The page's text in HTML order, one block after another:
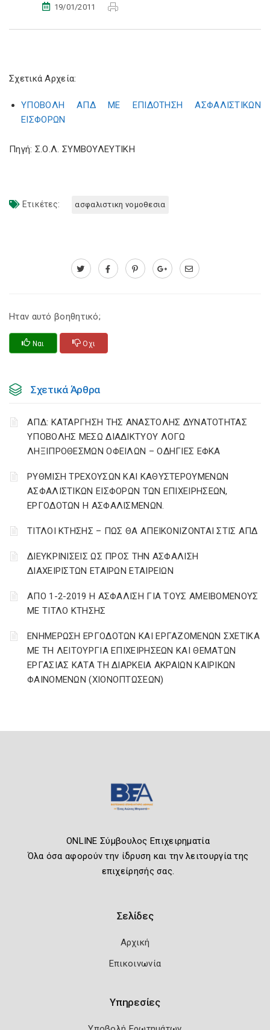
19/01/2011
Σχετικά Αρχεία:
ΥΠΟΒΟΛΗ ΑΠΔ ΜΕ ΕΠΙΔΟΤΗΣΗ ΑΣΦΑΛΙΣΤΙΚΩΝ
ΕΙΣΦΟΡΩΝ
Πηγή: Σ.Ο.Λ. ΣΥΜΒΟΥΛΕΥΤΙΚΗ
Ετικέτες: ασφαλιστικη νομοθεσια
Ηταν αυτό βοηθητικό;
Ναι Οχι
Σχετικά Άρθρα
ΑΠΔ: ΚΑΤΑΡΓΗΣΗ ΤΗΣ ΑΝΑΣΤΟΛΗΣ ΔΥΝΑΤΟΤΗΤΑΣ
ΥΠΟΒΟΛΗΣ ΜΕΣΩ ΔΙΑΔΙΚΤΥΟΥ ΛΟΓΩ
ΛΗΞΙΠΡΟΘΕΣΜΩΝ ΟΦΕΙΛΩΝ – ΟΔΗΓΙΕΣ ΕΦΚΑ
ΡΥΘΜΙΣΗ ΤΡΕΧΟΥΣΩΝ ΚΑΙ ΚΑΘΥΣΤΕΡΟΥΜΕΝΩΝ
ΑΣΦΑΛΙΣΤΙΚΩΝ ΕΙΣΦΟΡΩΝ ΤΩΝ ΕΠΙΧΕΙΡΗΣΕΩΝ,
ΕΡΓΟΔΟΤΩΝ Η ΑΣΦΑΛΙΣΜΕΝΩΝ.
ΤΙΤΛΟΙ ΚΤΗΣΗΣ – ΠΩΣ ΘΑ ΑΠΕΙΚΟΝΙΖΟΝΤΑΙ ΣΤΙΣ ΑΠΔ
ΔΙΕΥΚΡΙΝΙΣΕΙΣ ΩΣ ΠΡΟΣ ΤΗΝ ΑΣΦΑΛΙΣΗ
ΔΙΑΧΕΙΡΙΣΤΩΝ ΕΤΑΙΡΩΝ ΕΤΑΙΡΕΙΩΝ
ΑΠΟ 1-2-2019 Η ΑΣΦΑΛΙΣΗ ΓΙΑ ΤΟΥΣ ΑΜΕΙΒΟΜΕΝΟΥΣ
ΜΕ ΤΙΤΛΟ ΚΤΗΣΗΣ
ΕΝΗΜΕΡΩΣΗ ΕΡΓΟΔΟΤΩΝ ΚΑΙ ΕΡΓΑΖΟΜΕΝΩΝ ΣΧΕΤΙΚΑ
ΜΕ ΤΗ ΛΕΙΤΟΥΡΓΙΑ ΕΠΙΧΕΙΡΗΣΕΩΝ ΚΑΙ ΘΕΜΑΤΩΝ
ΕΡΓΑΣΙΑΣ ΚΑΤΑ ΤΗ ΔΙΑΡΚΕΙΑ ΑΚΡΑΙΩΝ ΚΑΙΡΙΚΩΝ
ΦΑΙΝΟΜΕΝΩΝ (ΧΙΟΝΟΠΤΩΣΕΩΝ)
ONLINE Σύμβουλος Επιχειρηματία
Όλα όσα αφορούν την ίδρυση και την λειτουργία της
επιχείρησής σας.
Σελίδες
Αρχική
Επικοινωνία
Υπηρεσίες